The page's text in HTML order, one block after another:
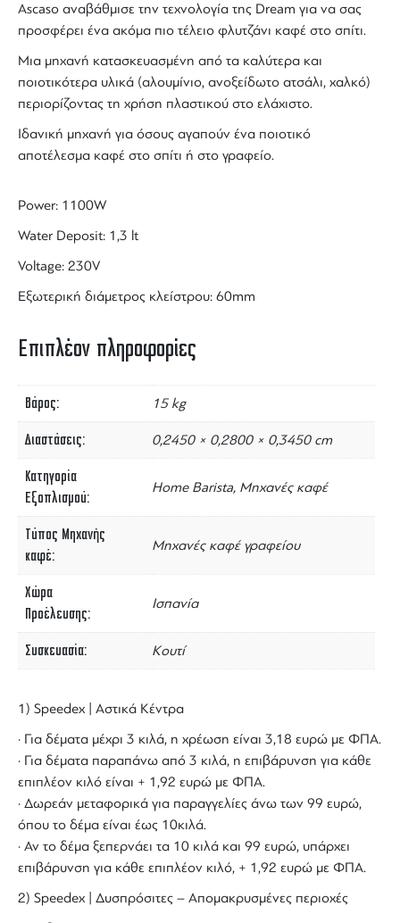
Ascaso αναβάθμισε την τεχνολογία της Dream για να σας
προσφέρει ένα ακόμα πιο τέλειο φλυτζάνι καφέ στο σπίτι.
Μια μηχανή κατασκευασμένη από τα καλύτερα και
ποιοτικότερα υλικά (αλουμίνιο, ανοξείδωτο ατσάλι, χαλκό)
περιορίζοντας τη χρήση πλαστικού στο ελάχιστο.
Ιδανική μηχανή για όσους αγαπούν ένα ποιοτικό
αποτέλεσμα καφέ στο σπίτι ή στο γραφείο.
Power: 1100W
Water Deposit: 1,3 lt
Voltage: 230V
Εξωτερική διάμετρος κλείστρου: 60mm
Επιπλέον πληροφορίες
Βάρος 15 kg
Διαστάσεις 0,2450 × 0,2800 × 0,3450 cm
Κατηγορία
Εξοπλισμού
Home Barista, Μηχανές καφέ
Τύπος Μηχανής
καφέ
Μηχανές καφέ γραφείου
Χώρα
Προέλευσης
Ισπανία
Συσκευασία Κουτί
1) Speedex | Αστικά Κέντρα
· Για δέματα μέχρι 3 κιλά, η χρέωση είναι 3,18 ευρώ με ΦΠΑ.
· Για δέματα παραπάνω από 3 κιλά, η επιβάρυνση για κάθε
επιπλέον κιλό είναι + 1,92 ευρώ με ΦΠΑ.
· Δωρεάν μεταφορικά για παραγγελίες άνω των 99 ευρώ,
όπου το δέμα είναι έως 10κιλά.
· Αν το δέμα ξεπερνάει τα 10 κιλά και 99 ευρώ, υπάρχει
επιβάρυνση για κάθε επιπλέον κιλό, + 1,92 ευρώ με ΦΠΑ.
2) Speedex | Δυσπρόσιτες – Απομακρυσμένες περιοχές